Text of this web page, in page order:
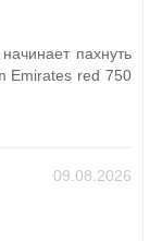
пахнуть
Emirates red 750
09.08.2026